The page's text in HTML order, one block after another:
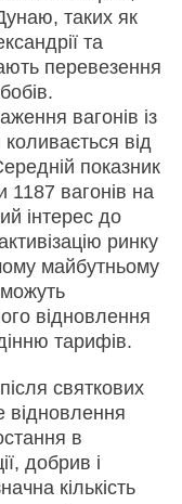
таких як
та
перевезення
вагонів із
від
показник
1187 вагонів на
інтерес до
ринку
майбутньому
відновлення
тарифів.
після святкових
відновлення
в
добрив і
кількість